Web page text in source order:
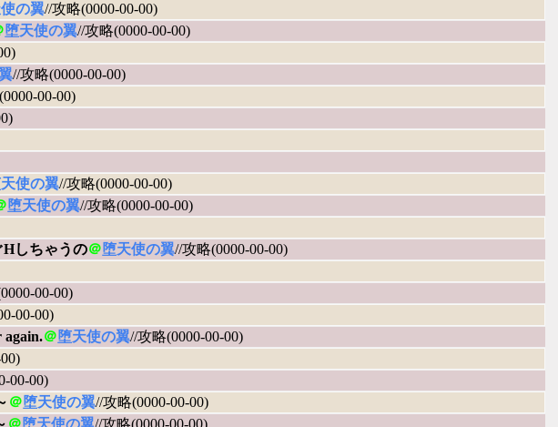
の翼//攻略(0000-00-00)
堕天使の翼//攻略(0000-00-00)
//攻略(0000-00-00)
00-00)
使の翼//攻略(0000-00-00)
堕天使の翼//攻略(0000-00-00)
しちゃうの＠堕天使の翼//攻略(0000-00-00)
00-00)
00-00)
again.＠堕天使の翼//攻略(0000-00-00)
00-00)
＠堕天使の翼//攻略(0000-00-00)
＠堕天使の翼//攻略(0000-00-00)